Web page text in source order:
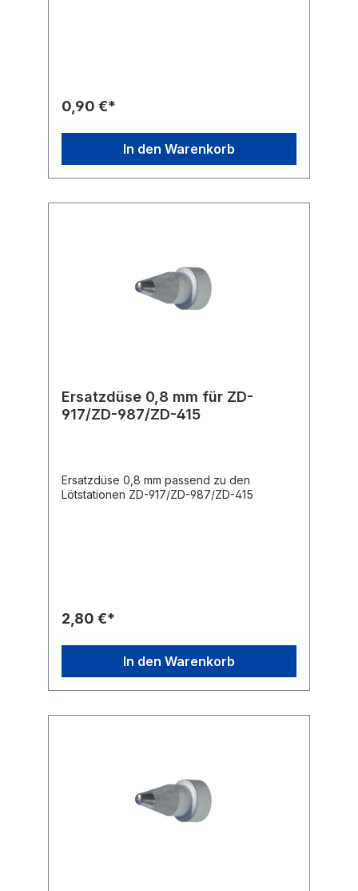
0,90 €*
In den Warenkorb
Ersatzdüse 0,8 mm für ZD-
917/ZD-987/ZD-415
Ersatzdüse 0,8 mm passend zu den
Lötstationen ZD-917/ZD-987/ZD-415
2,80 €*
In den Warenkorb